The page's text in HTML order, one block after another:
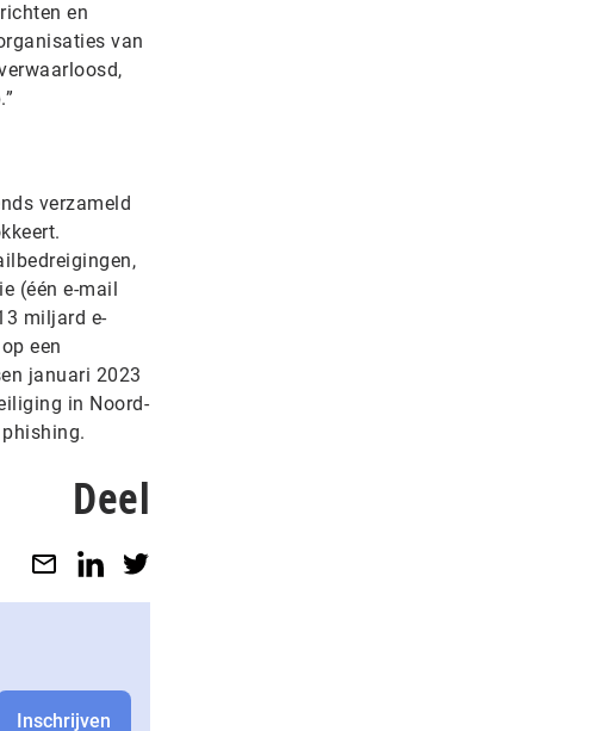
en
van
verzameld
(één e-mail
miljard e-
een
januari 2023
in Noord-
Deel